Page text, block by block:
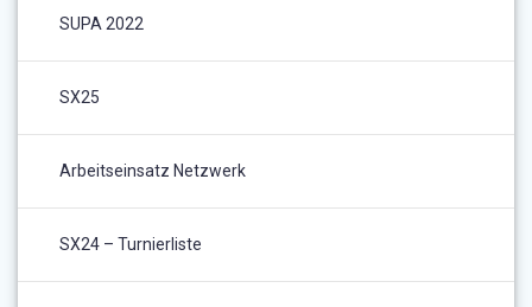
SUPA 2022
SX25
Arbeitseinsatz Netzwerk
SX24 – Turnierliste